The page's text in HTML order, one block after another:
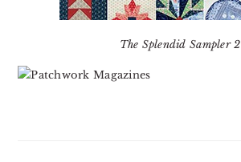
The Splendid Sampler 2